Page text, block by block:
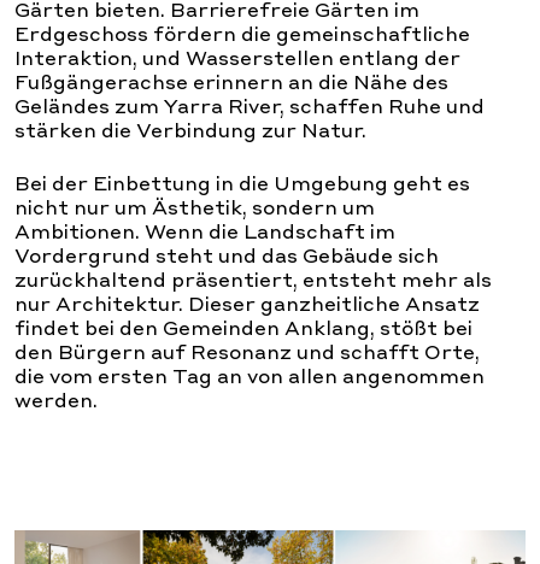
Gärten bieten. Barrierefreie Gärten im
Erdgeschoss fördern die gemeinschaftliche
Interaktion, und Wasserstellen entlang der
Fußgängerachse erinnern an die Nähe des
Geländes zum Yarra River, schaffen Ruhe und
stärken die Verbindung zur Natur.
Bei der Einbettung in die Umgebung geht es
nicht nur um Ästhetik, sondern um
Ambitionen. Wenn die Landschaft im
Vordergrund steht und das Gebäude sich
zurückhaltend präsentiert, entsteht mehr als
nur Architektur. Dieser ganzheitliche Ansatz
findet bei den Gemeinden Anklang, stößt bei
den Bürgern auf Resonanz und schafft Orte,
die vom ersten Tag an von allen angenommen
werden.